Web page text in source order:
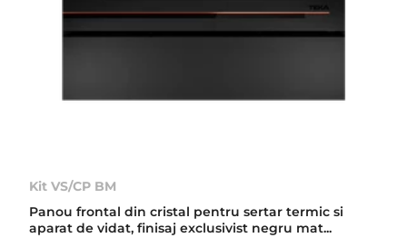
Kit VS/CP BM
Panou frontal din cristal pentru sertar termic si
aparat de vidat, finisaj exclusivist negru mat...